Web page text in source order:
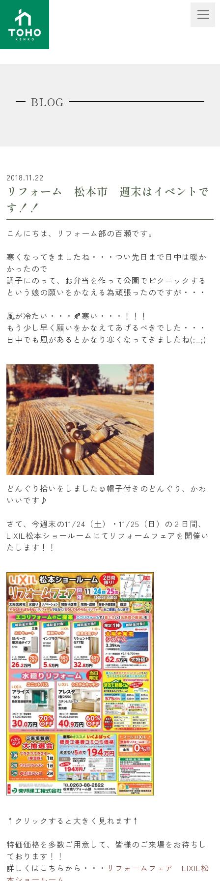
BLOG
2018.11.22
リフォーム 松本市 週末はイベントで
す！！
こんにちは、リフォーム部の百瀬です。
寒くなってきましたね・・・つい先日まで日中は暖か
かったので
調子にのって、お弁当を作って公園でピクニックする
という娘の願いをかなえる為頑張ったのですが・・・
風が冷たい・・・🍂寒い・・・！！！
もう少し早く願いをかなえてあげるべきでした・・・
日中でも風があるとかなり寒くなってきましたね(:_;)
どんぐり拾いをしました☺帽子付きのどんぐり、かわ
いいです♪
さて、今週末の11/24（土）・11/25（日）の２日間、
LIXIL松本ショールームにてリフォームフェアを開催い
たします！！
↑クリックすると大きく見れます↑
特価価格を多数ご用意して、皆様のご来場をお待ちし
ております！！
詳しくはこちらから・・・ リフォームフェア LIXIL松